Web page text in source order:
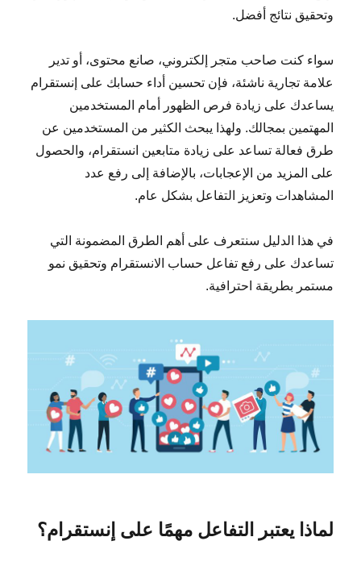
وتحقيق نتائج أفضل.
سواء كنت صاحب متجر إلكتروني، صانع محتوى، أو تدير
علامة تجارية ناشئة، فإن تحسين أداء حسابك على إنستقرام
يساعدك على زيادة فرص الظهور أمام المستخدمين
المهتمين بمجالك. ولهذا يبحث الكثير من المستخدمين عن
طرق فعالة تساعد على زيادة متابعين انستقرام، والحصول
على المزيد من الإعجابات، بالإضافة إلى رفع عدد
المشاهدات وتعزيز التفاعل بشكل عام.
في هذا الدليل سنتعرف على أهم الطرق المضمونة التي
تساعدك على رفع تفاعل حساب الانستقرام وتحقيق نمو
مستمر بطريقة احترافية.
لماذا يعتبر التفاعل مهمًا على إنستقرام؟